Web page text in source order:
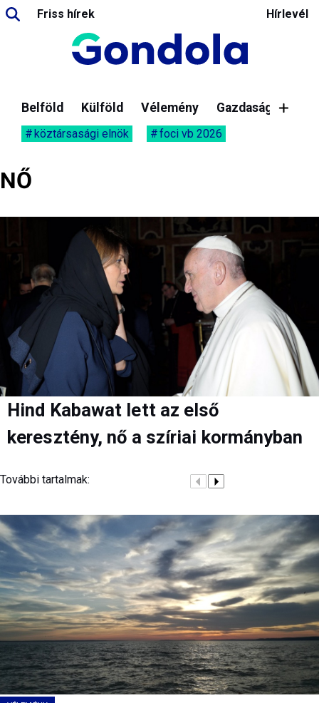
Friss hírek Hírlevél
Belföld Külföld Vélemény Gazdaság
köztársasági elnök foci vb 2026
NŐ
Hind Kabawat lett az első
keresztény, nő a szíriai kormányban
További tartalmak: